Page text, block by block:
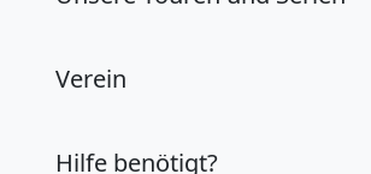
Verein
Hilfe benötigt?